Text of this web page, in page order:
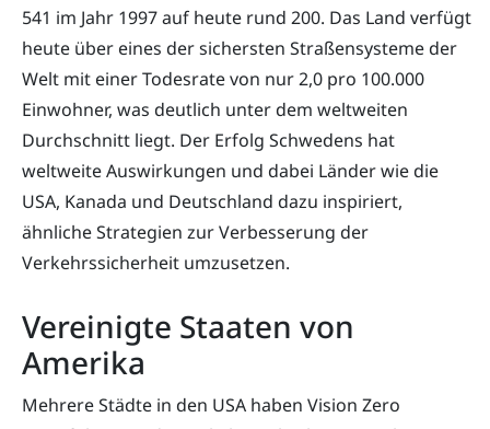
541 im Jahr 1997 auf heute rund 200. Das Land verfügt
heute über eines der sichersten Straßensysteme der
Welt mit einer Todesrate von nur 2,0 pro 100.000
Einwohner, was deutlich unter dem weltweiten
Durchschnitt liegt. Der Erfolg Schwedens hat
weltweite Auswirkungen und dabei Länder wie die
USA, Kanada und Deutschland dazu inspiriert,
ähnliche Strategien zur Verbesserung der
Verkehrssicherheit umzusetzen.
Vereinigte Staaten von
Amerika
Mehrere Städte in den USA haben Vision Zero